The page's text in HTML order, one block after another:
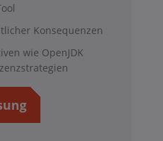
Konsequenzen
wie OpenJDK